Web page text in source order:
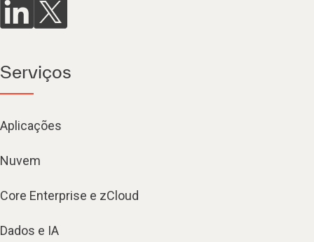
Serviços
Aplicações
Nuvem
Core Enterprise e zCloud
Dados e IA